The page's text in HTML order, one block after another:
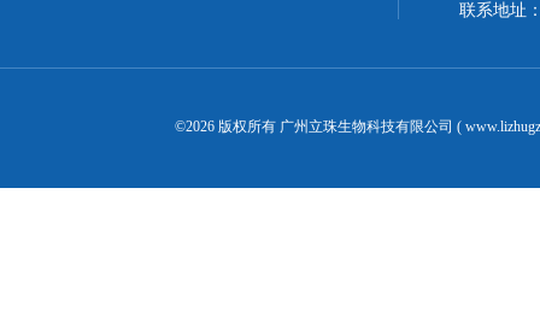
联系地址
©2026 版权所有 广州立珠生物科技有限公司 (